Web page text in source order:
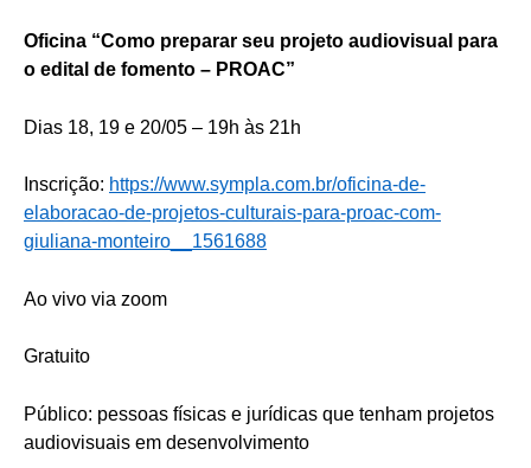
Oficina “Como preparar seu projeto audiovisual para
o edital de fomento – PROAC”
Dias 18, 19 e 20/05 – 19h às 21h
Inscrição: https://www.sympla.com.br/oficina-de-
elaboracao-de-projetos-culturais-para-proac-com-
giuliana-monteiro__1561688
Ao vivo via zoom
Gratuito
Público: pessoas físicas e jurídicas que tenham projetos
audiovisuais em desenvolvimento